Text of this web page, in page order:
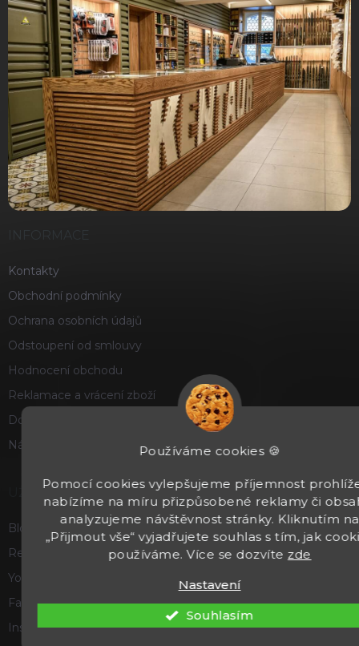
Používáme cookies 🍪
Pomocí cookies vylepšujeme příjemnost
nabízíme na míru přizpůsobené reklamy či
analyzujeme návštěvnost stránky. Kliknutím na
„Přijmout vše“ vyjadřujete souhlas s tím, jak
používáme. Více se dozvíte zde
Nastavení
Souhlasím
Kontakty
Obchodní podmínky
Ochrana osobních údajů
Odstoupení od smlouvy
Hodnocení obchodu
Reklamace a vrácení zboží
Doprava a platba
Náš příběh
UŽITEČNÉ
Blog
Recenze a hodnocení
Youtube
Facebook
Instagram